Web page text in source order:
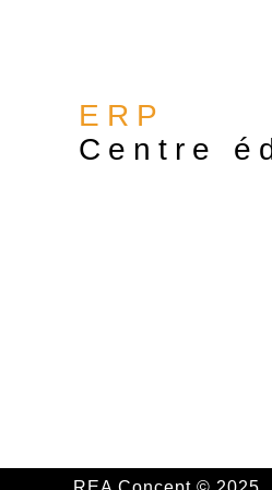
ERP
Centre